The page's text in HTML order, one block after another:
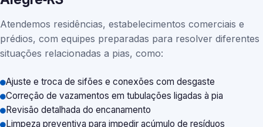
Atendemos residências, estabelecimentos comerciais e
prédios, com equipes preparadas para resolver diferentes
situações relacionadas a pias, como:
Ajuste e troca de sifões e conexões com desgaste
Correção de vazamentos em tubulações ligadas à pia
Revisão detalhada do encanamento
Limpeza preventiva para impedir acúmulo de resíduos